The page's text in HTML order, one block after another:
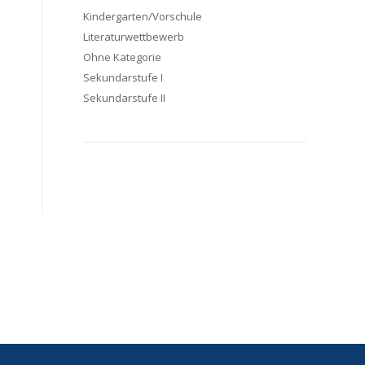
Kindergarten/Vorschule
Literaturwettbewerb
Ohne Kategorie
Sekundarstufe I
Sekundarstufe II